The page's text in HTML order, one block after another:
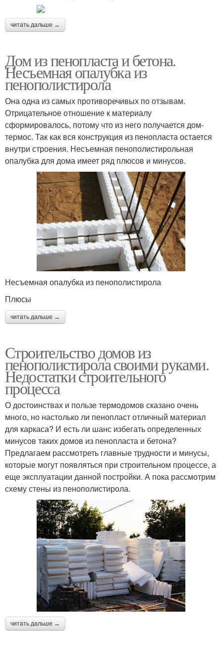
читать дальше →
Дом из пенопласта и бетона.
Несъемная опалубка из
пенополистирола
Она одна из самых противоречивых по отзывам.
Отрицательное отношение к материалу
сформировалось, потому что из него получается дом-
термос. Так как вся конструкция из пенопласта остается
внутри строения. Несъемная пенополистирольная
опалубка для дома имеет ряд плюсов и минусов.
Несъемная опалубка из пенополистирола
Плюсы
читать дальше →
Строительство домов из
пенополистирола своими руками.
Недостатки строительного
процесса
О достоинствах и пользе термодомов сказано очень
много, но настолько ли пенопласт отличный материал
для каркаса? И есть ли шанс избегать определенных
минусов таких домов из пенопласта и бетона?
Предлагаем рассмотреть главные трудности и минусы,
которые могут появляться при строительном процессе, а
еще эксплуатации данной постройки. А пока рассмотрим
схему стены из пенополистирола.
читать дальше →